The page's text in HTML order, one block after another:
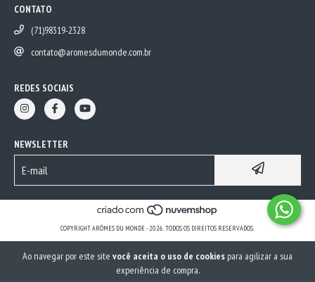
Ao navegar por este site você aceita o uso de cookies para agilizar a sua
experiência de compra.
CONTATO
(71)98319-2328
contato@aromesdumonde.com.br
REDES SOCIAIS
NEWSLETTER
COPYRIGHT ARÔMES DU MONDE - 2026. TODOS OS DIREITOS RESERVADOS.